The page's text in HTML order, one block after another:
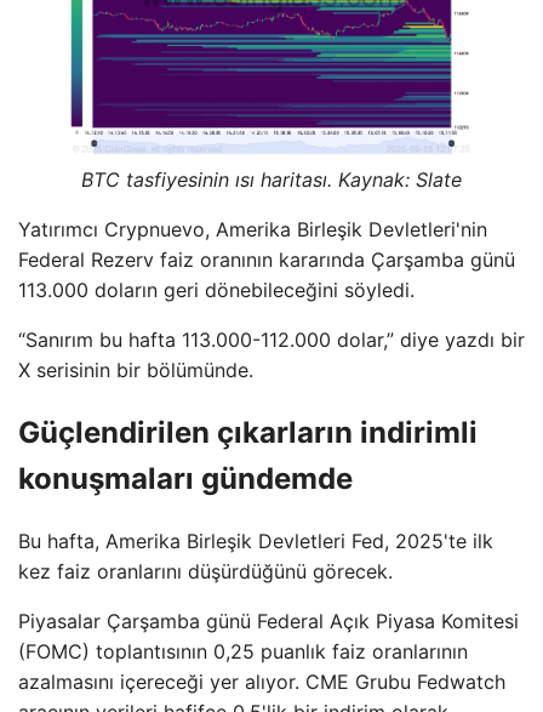
BTC tasfiyesinin ısı haritası. Kaynak: Slate
Yatırımcı Crypnuevo, Amerika Birleşik Devletleri'nin
Federal Rezerv faiz oranının kararında Çarşamba günü
113.000 doların geri dönebileceğini söyledi.
“Sanırım bu hafta 113.000-112.000 dolar,” diye yazdı bir
X serisinin bir bölümünde.
Güçlendirilen çıkarların indirimli
konuşmaları gündemde
Bu hafta, Amerika Birleşik Devletleri Fed, 2025'te ilk
kez faiz oranlarını düşürdüğünü görecek.
Piyasalar Çarşamba günü Federal Açık Piyasa Komitesi
(FOMC) toplantısının 0,25 puanlık faiz oranlarının
azalmasını içereceği yer alıyor. CME Grubu Fedwatch